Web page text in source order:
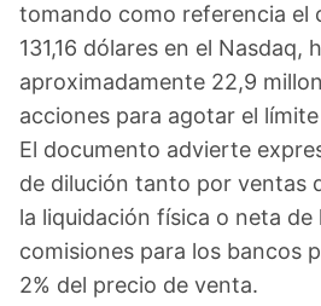
tomando como referencia el
131,16 dólares en el Nasdaq,
aproximadamente 22,9
acciones para agotar el
El documento advierte
de dilución tanto por ventas
la liquidación física o neta de
comisiones para los bancos
2% del precio de venta.